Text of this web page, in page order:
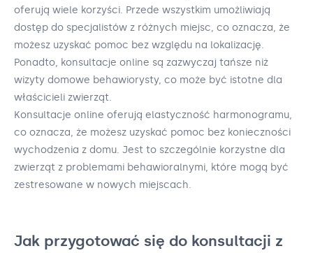
oferują wiele korzyści. Przede wszystkim umożliwiają
dostęp do specjalistów z różnych miejsc, co oznacza, że
możesz uzyskać pomoc bez względu na lokalizację.
Ponadto, konsultacje online są zazwyczaj tańsze niż
wizyty domowe behawiorysty, co może być istotne dla
właścicieli zwierząt.
Konsultacje online oferują elastyczność harmonogramu,
co oznacza, że możesz uzyskać pomoc bez konieczności
wychodzenia z domu. Jest to szczególnie korzystne dla
zwierząt z problemami behawioralnymi, które mogą być
zestresowane w nowych miejscach.
Jak przygotować się do konsultacji z